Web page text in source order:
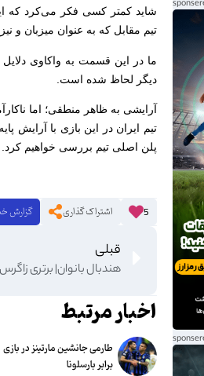
شاید کمتر کسی فکر می‌کرد که
تیم مقابل که به عنوان میزبان و
ما در این قسمت به واکاوی
دیگر لحاظ شده است.
آرایشی به ظاهر منطقی؛ اما
پلن اصلی تیم بررسی خواهیم کرد.
5 اشتراک گذاری گزارش
قبلی
اخبار مرتبط
طارمی جانشین مارتینز در بازی
برابر بارسلونا